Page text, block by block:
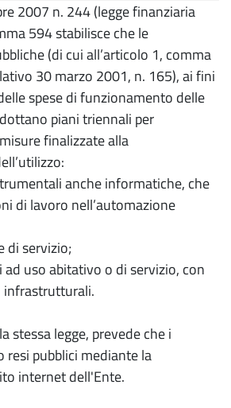
2007 n. 244 (legge finanziaria
594 stabilisce che le
(di cui all’articolo 1, comma
30 marzo 2001, n. 165), ai fini
spese di funzionamento delle
piani triennali per
finalizzate alla
anche informatiche, che
di lavoro nell’automazione
di servizio;
ad uso abitativo o di servizio, con
infrastrutturali.
stessa legge, prevede che i
resi pubblici mediante la
internet dell'Ente.